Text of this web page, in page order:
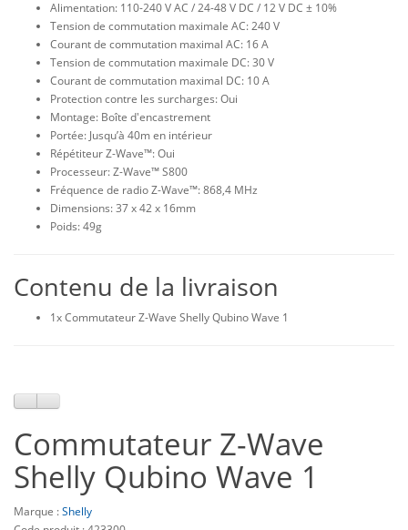
Alimentation: 110-240 V AC / 24-48 V DC / 12 V DC ± 10%
Tension de commutation maximale AC: 240 V
Courant de commutation maximal AC: 16 A
Tension de commutation maximale DC: 30 V
Courant de commutation maximal DC: 10 A
Protection contre les surcharges: Oui
Montage: Boîte d'encastrement
Portée: Jusqu’à 40m en intérieur
Répétiteur Z-Wave™: Oui
Processeur: Z-Wave™ S800
Fréquence de radio Z-Wave™: 868,4 MHz
Dimensions: 37 x 42 x 16mm
Poids: 49g
Contenu de la livraison
1x Commutateur Z-Wave Shelly Qubino Wave 1
Commutateur Z-Wave
Shelly Qubino Wave 1
Marque :Shelly